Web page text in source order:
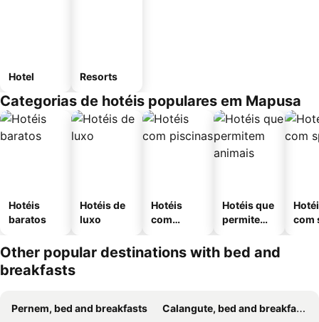
Hotel Resorts
Categorias de hotéis populares em Mapusa
Hotéis
baratos
Hotéis de
luxo
Hotéis
com
Hotéis que
permitem
com
Other popular destinations with bed and
breakfasts
Pernem, bed and breakfasts
Calangute, bed and breakfasts